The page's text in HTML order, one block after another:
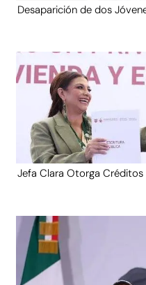
Desaparición de dos
Jefa Clara Otorga Créditos